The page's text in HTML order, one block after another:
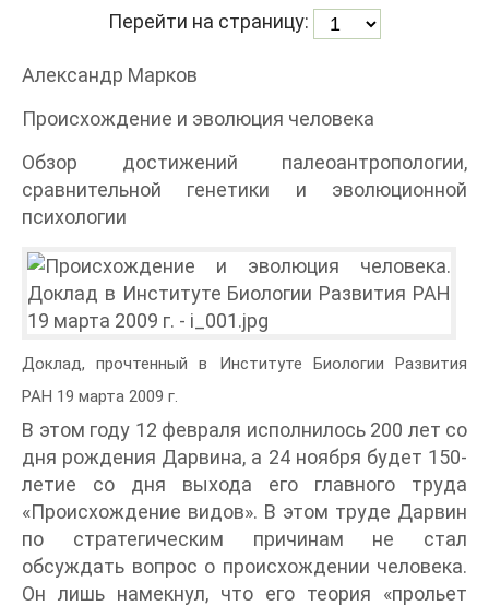
Перейти на страницу:
Александр Марков
Происхождение и эволюция человека
Обзор достижений палеоантропологии,
сравнительной генетики и эволюционной
психологии
Доклад, прочтенный в Институте Биологии Развития
РАН 19 марта 2009 г.
В этом году 12 февраля исполнилось 200 лет со
дня рождения Дарвина, а 24 ноября будет 150-
летие со дня выхода его главного труда
«Происхождение видов». В этом труде Дарвин
по стратегическим причинам не стал
обсуждать вопрос о происхождении человека.
Он лишь намекнул, что его теория «прольет